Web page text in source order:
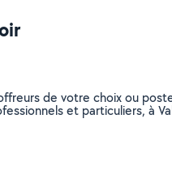
de votre choix ou
et particuliers, à